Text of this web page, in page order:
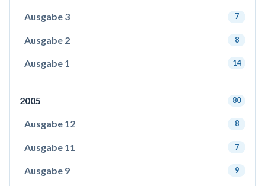
Ausgabe 3 7
Ausgabe 2 8
Ausgabe 1 14
2005 80
Ausgabe 12 8
Ausgabe 11 7
Ausgabe 9 9